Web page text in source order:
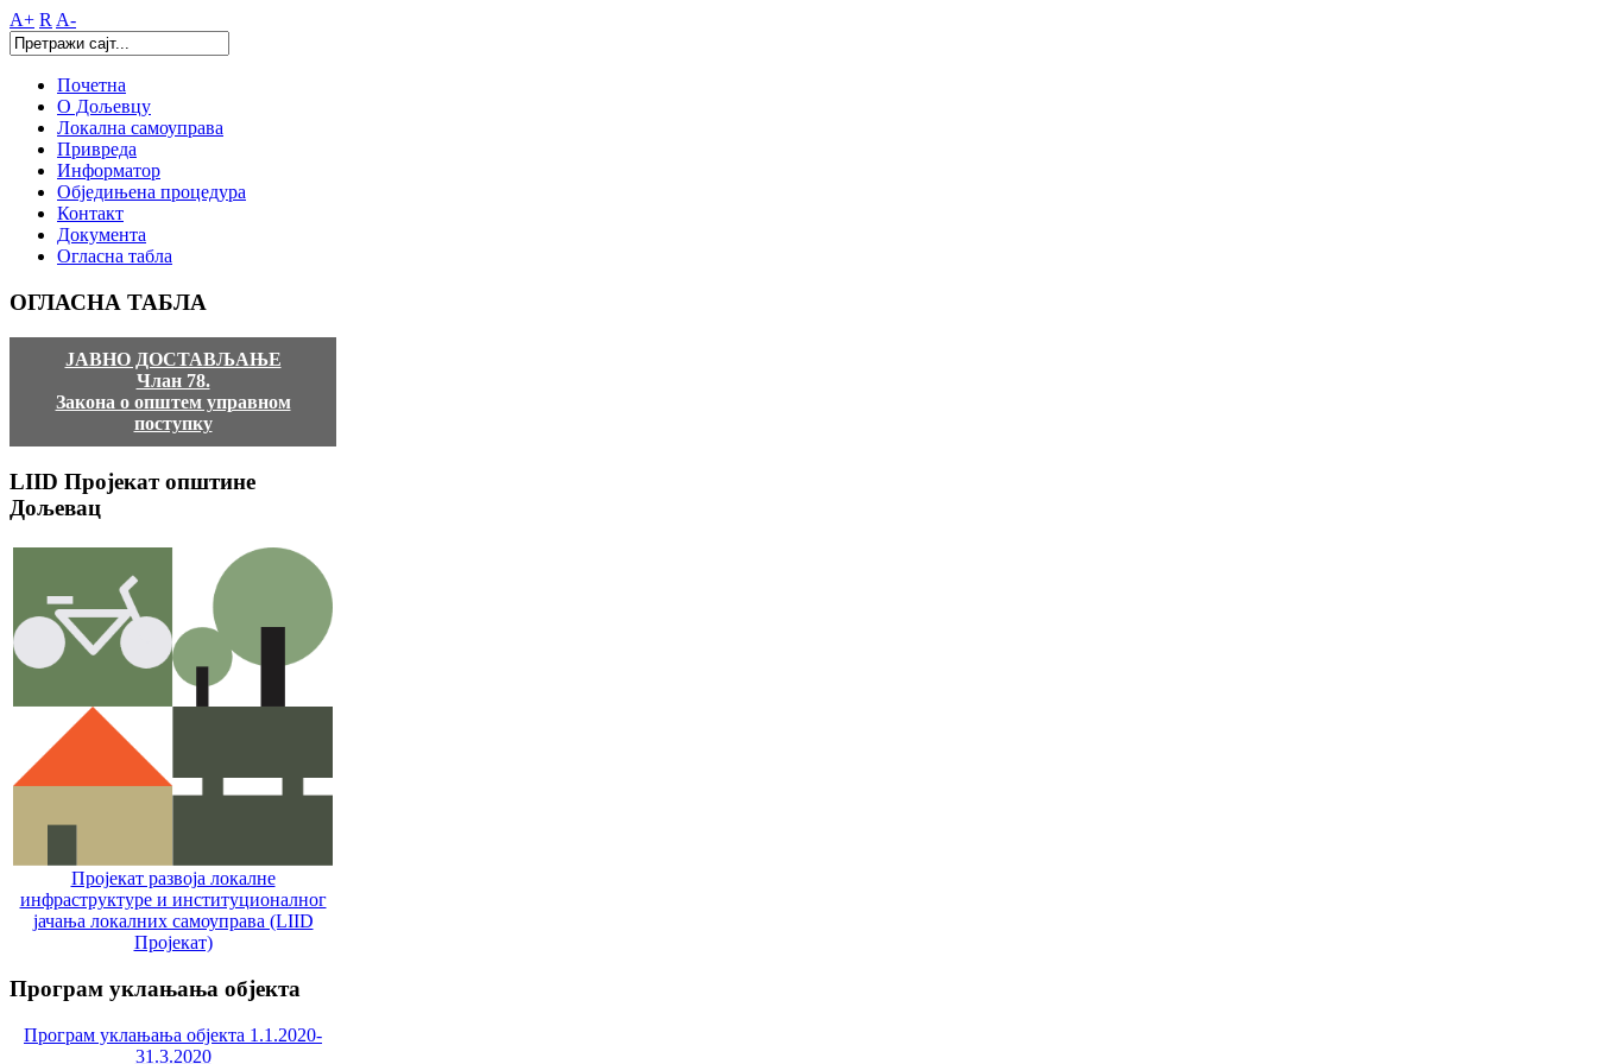
A+ R A-
Почетна
О Дољевцу
Локална самоуправа
Привреда
Информатор
Обједињена процедура
Контакт
Документа
Огласна табла
ОГЛАСНА ТАБЛА
ЈАВНО ДОСТАВЉАЊЕ
Члан 78.
Закона о општем управном
поступку
LIID Пројекат општине
Дољевац
Пројекат развоја локалне
инфраструктуре и институционалног
јачања локалних самоуправa (LIID
Пројекат)
Програм уклањања објекта
Програм уклањања објекта 1.1.2020-
31.3.2020